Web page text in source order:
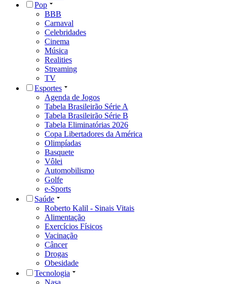
Pop
BBB
Carnaval
Celebridades
Cinema
Música
Realities
Streaming
TV
Esportes
Agenda de Jogos
Tabela Brasileirão Série A
Tabela Brasileirão Série B
Tabela Eliminatórias 2026
Copa Libertadores da América
Olimpíadas
Basquete
Vôlei
Automobilismo
Golfe
e-Sports
Saúde
Roberto Kalil - Sinais Vitais
Alimentação
Exercícios Físicos
Vacinação
Câncer
Drogas
Obesidade
Tecnologia